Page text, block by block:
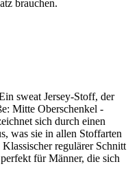
brauchen.
sweat Jersey-Stoff, der
Mitte Oberschenkel -
sich durch einen
was sie in allen Stoffarten
regulärer Schnitt
für Männer, die sich